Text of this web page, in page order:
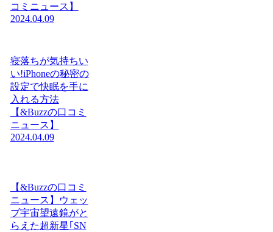
コミニュース】
2024.04.09
寝落ちが気持ちい
い!iPhoneの秘密の
設定で快眠を手に
入れる方法
【&Buzzの口コミ
ニュース】
2024.04.09
【&Buzzの口コミ
ニュース】ウェッ
ブ宇宙望遠鏡がと
らえた超新星｢SN